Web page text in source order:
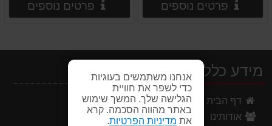
אנחנו משתמשים בעוגיות
כדי לשפר את חוויית
הגלישה שלך. המשך שימוש
באתר מהווה הסכמה. קרא
את מדיניות הפרטיות
פרטים נוספים פרטים נוספיםפרטים נוספים
מידע כללי
דף הבית
אודותינו